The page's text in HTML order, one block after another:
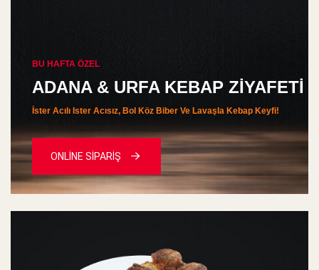
BU HAFTA ÖZEL
ADANA & URFA KEBAP ZİYAFETİ
İster Acılı Ister Acısız, Bol Köz Biber Ve Lavaşla Kebap Keyfi!
ONLİNE SİPARİŞ